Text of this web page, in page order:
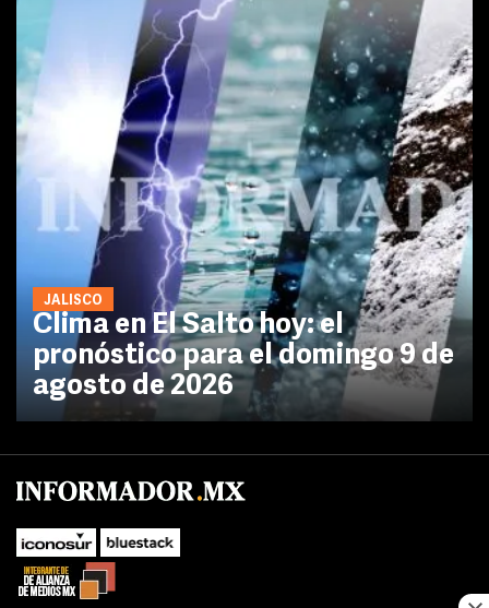
JALISCO
Clima en El Salto hoy: el
pronóstico para el domingo 9 de
agosto de 2026